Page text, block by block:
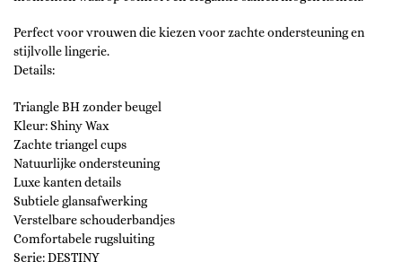
Perfect voor vrouwen die kiezen voor zachte ondersteuning en
stijlvolle lingerie.
Details:
Triangle BH zonder beugel
Kleur: Shiny Wax
Zachte triangel cups
Natuurlijke ondersteuning
Luxe kanten details
Subtiele glansafwerking
Verstelbare schouderbandjes
Comfortabele rugsluiting
Serie: DESTINY